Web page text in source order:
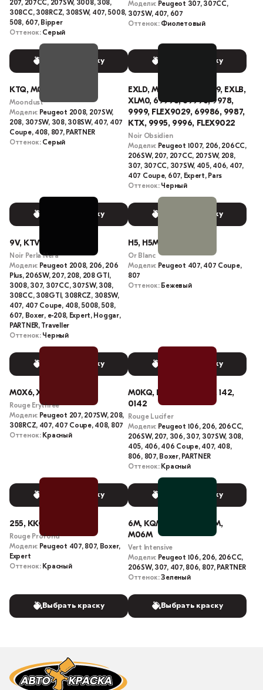
207, 207CC, 207SW, 3008, 308,
308CC, 308RCZ, 308SW, 407, 5008,
508, 607, Bipper
Оттенок: Серый
Выбрать краску
Модели: Peugeot 307, 307CC,
307SW, 407, 607
Оттенок: Фиолетовый
Выбрать краску
KTQ, M09Q
Moondust
Модели: Peugeot 2008, 207SW,
208, 307SW, 308, 308SW, 407, 407
Coupe, 408, 807, PARTNER
Оттенок: Серый
Выбрать краску
EXLD, M0XL, EXL, 69999, EXLB,
XLM0, 69998, 69996, 9978,
9999, FLEX9029, 69986, 9987,
KTX, 9995, 9996, FLEX9022
Noir Obsidien
Модели: Peugeot 1007, 206, 206CC,
206SW, 207, 207CC, 207SW, 208,
307, 307CC, 307SW, 405, 406, 407,
407 Coupe, 607, Expert, Pars
Оттенок: Черный
Выбрать краску
9V, KTV, M09V, KTVD
Noir Perla Nera
Модели: Peugeot 2008, 206, 206
Plus, 206SW, 207, 208, 208 GTI,
3008, 307, 307CC, 307SW, 308,
308CC, 308GTI, 308RCZ, 308SW,
407, 407 Coupe, 408, 5008, 508,
607, Boxer, e-208, Expert, Hoggar,
PARTNER, Traveller
Оттенок: Черный
Выбрать краску
H5, H5M0, M0H5, KCV
Or Blanc
Модели: Peugeot 407, 407 Coupe,
807
Оттенок: Бежевый
Выбрать краску
M0X6, X6M0, KJC
Rouge Erythree
Модели: Peugeot 207, 207SW, 208,
308RCZ, 407, 407 Coupe, 408, 807
Оттенок: Красный
Выбрать краску
M0KQ, EKQD, KQ, EKQ, 142,
0142
Rouge Lucifer
Модели: Peugeot 106, 206, 206CC,
206SW, 207, 306, 307, 307SW, 308,
405, 406, 406 Coupe, 407, 408,
806, 807, Boxer, PARTNER
Оттенок: Красный
Выбрать краску
255, KKQ, M01Q
Rouge Profond
Модели: Peugeot 407, 807, Boxer,
Expert
Оттенок: Красный
Выбрать краску
6M, KQM, KQMD, QM6M,
M06M
Vert Intensive
Модели: Peugeot 106, 206, 206CC,
206SW, 307, 407, 806, 807, PARTNER
Оттенок:Зеленый
Выбрать краску